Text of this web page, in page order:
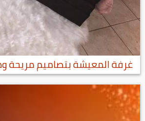
غرفة المعيشة بتصاميم مريحة